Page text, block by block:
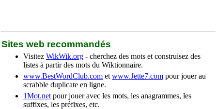
Sites web recommandés
Visitez WikWik.org - cherchez des mots et construisez des
listes à partir des mots du Wiktionnaire.
www.BestWordClub.com et www.Jette7.com pour jouer au
scrabble duplicate en ligne.
1Mot.net pour jouer avec les mots, les anagrammes, les
suffixes, les préfixes, etc.